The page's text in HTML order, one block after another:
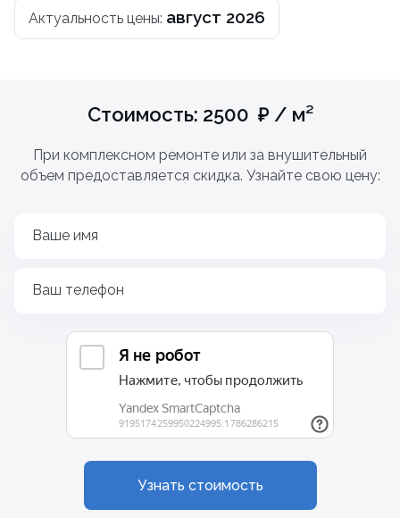
Актуальность цены: август 2026
Стоимость: 2500 ₽ / м²
При комплексном ремонте или за внушительный
объем предоставляется скидка. Узнайте свою цену:
Ваше имя
Ваш телефон
Узнать стоимость